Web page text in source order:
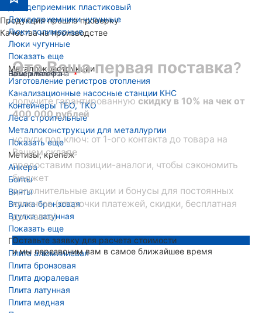
Дождеприемник пластиковый
Дождеприемники чугунные
Люки полимерные
Люки чугунные
Показать еще
Металлоконструкции
Изготовление регистров отопления
Канализационные насосные станции КНС
Контейнеры ТБО, ТКО
Леса строительные
Металлоконструкции для металлургии
Показать еще
Метизы, крепёж
Анкера
Болты
Винты
Втулка бронзовая
Втулка латунная
Показать еще
Плита металлическая
Плита алюминиевая
Плита бронзовая
Плита дюралевая
Плита латунная
Плита медная
Продукция прошла проверку
Качества на производстве
Это Ваша первая поставка?
получите гарантированную скидку в 10% на чек от
400 000 рублей
услуги под ключ: от 1-ого контакта до товара на
Вашем складе
предоставим позиции-аналоги, чтобы сэкономить
бюджет
дополнительные акции и бонусы для постоянных
клиентов (отсрочки платежей, скидки, бесплатная
доставка)
Оставьте заявку для расчета стоимости
и мы перезвоним вам в самое ближайшее время
Ваше имя
Номер телефона
Ваша эл. почта